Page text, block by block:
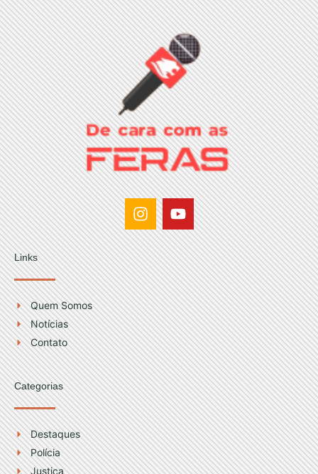
I
n
s
t
a
g
r
a
m
Y
o
u
t
u
b
e
Links
Quem Somos
Notícias
Contato
Categorias
Destaques
Polícia
Justiça